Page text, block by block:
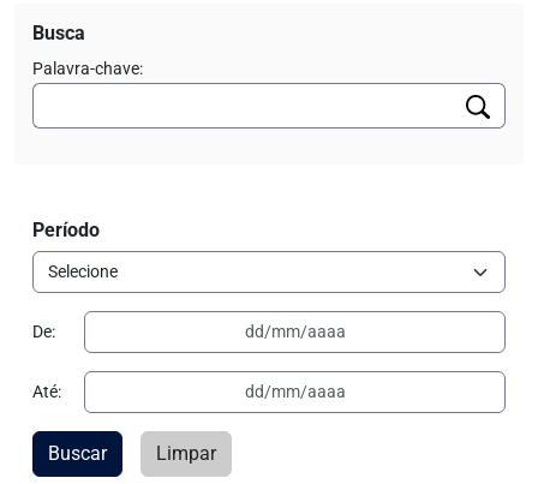
Busca
Palavra-chave:
Período
De:
Até:
Buscar Limpar